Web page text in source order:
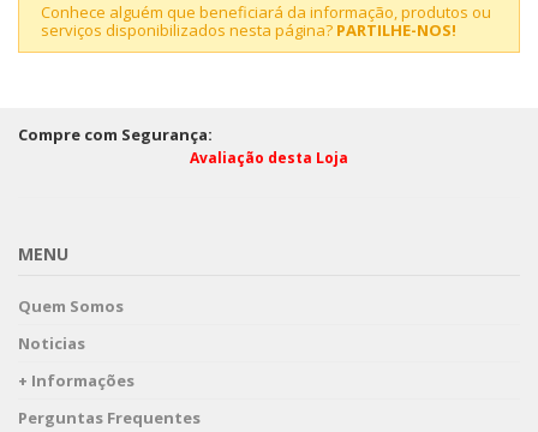
Conhece alguém que beneficiará da informação, produtos ou
serviços disponibilizados nesta página? PARTILHE-NOS!
Compre com Segurança:
Avaliação desta Loja
MENU
Quem Somos
Noticias
+ Informações
Perguntas Frequentes